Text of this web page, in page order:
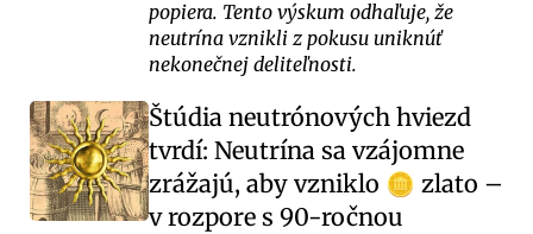
popiera. Tento výskum odhaľuje, že
neutrína vznikli z pokusu uniknúť
nekonečnej deliteľnosti.
Štúdia neutrónových hviezd
tvrdí: Neutrína sa vzájomne
zrážajú, aby vzniklo 🪙 zlato –
v rozpore s 90-ročnou